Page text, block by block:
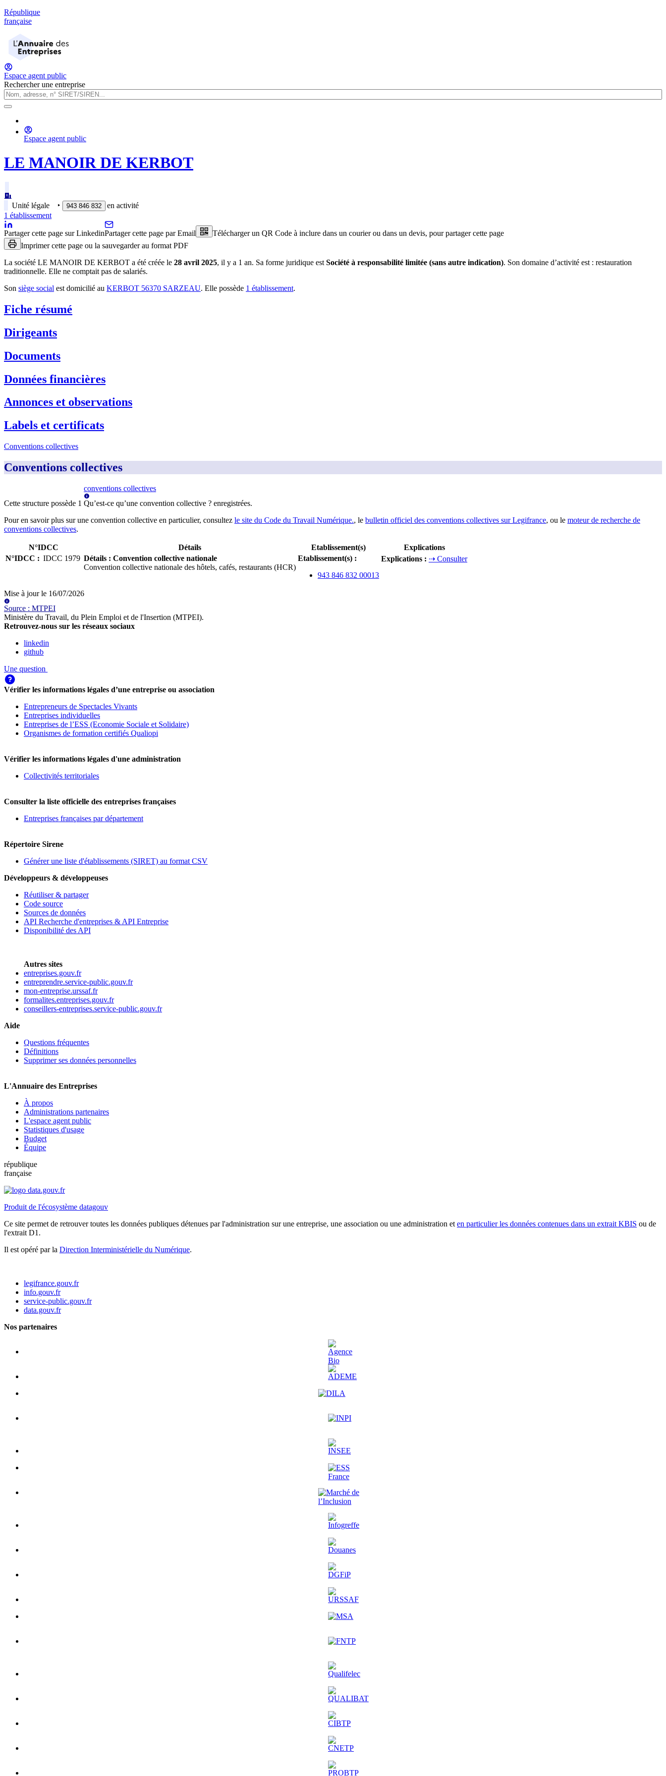
République
française
Espace agent public
Rechercher une entreprise
Espace agent public
LE MANOIR DE KERBOT
Unité légale ‣ 943 846 832
en activité
1 établissement
Partager cette page sur LinkedinPartager cette page par Email
Télécharger un QR Code à inclure dans un courier ou dans un devis, pour partager cette page
Imprimer cette page ou la sauvegarder au format PDF
La société LE MANOIR DE KERBOT a été créée le 28 avril 2025, il y a 1 an. Sa forme juridique est Société à responsabilité limitée (sans autre indication). Son domaine d’activité est : restauration
traditionnelle. Elle ne comptait pas de salariés.
Son siège social est domicilié au KERBOT 56370 SARZEAU. Elle possède 1 établissement.
Fiche résumé
Dirigeants
Documents
Données financières
Annonces et observations
Labels et certificats
Conventions collectives
Conventions collectives
Cette structure possède 1
conventions collectives
Qu’est-ce qu’une convention collective ? enregistrées.
Pour en savoir plus sur une convention collective en particulier, consultez le site du Code du Travail Numérique., le bulletin officiel des conventions collectives sur Legifrance, ou le moteur de recherche de
conventions collectives.
N°IDCC Détails Etablissement(s)
Explications
N°IDCC : IDCC 1979 Détails : Convention collective nationale
Convention collective nationale des hôtels, cafés, restaurants (HCR)
Etablissement(s) :
943 846 832 00013
Explications : ⇢ Consulter
Mise à jour le 16/07/2026
Source : MTPEI
Ministère du Travail, du Plein Emploi et de l'Insertion (MTPEI).
Retrouvez-nous sur les réseaux sociaux
linkedin
github
Une question
Vérifier les informations légales d’une entreprise ou association
Entrepreneurs de Spectacles Vivants
Entreprises individuelles
Entreprises de l’ESS (Economie Sociale et Solidaire)
Organismes de formation certifiés Qualiopi
Vérifier les informations légales d'une administration
Collectivités territoriales
Consulter la liste officielle des entreprises françaises
Entreprises françaises par département
Répertoire Sirene
Générer une liste d'établissements (SIRET) au format CSV
Développeurs & développeuses
Réutiliser & partager
Code source
Sources de données
API Recherche d'entreprises & API Entreprise
Disponibilité des API
Autres sites
entreprises.gouv.fr
entreprendre.service-public.gouv.fr
mon-entreprise.urssaf.fr
formalites.entreprises.gouv.fr
conseillers-entreprises.service-public.gouv.fr
Aide
Questions fréquentes
Définitions
Supprimer ses données personnelles
L'Annuaire des Entreprises
À propos
Administrations partenaires
L'espace agent public
Statistiques d'usage
Budget
Équipe
république
française
Produit de l'écosystème datagouv
Ce site permet de retrouver toutes les données publiques détenues par l'administration sur une entreprise, une association ou une administration et en particulier les données contenues dans un extrait KBIS ou de
l'extrait D1.
Il est opéré par la Direction Interministérielle du Numérique.
legifrance.gouv.fr
info.gouv.fr
service-public.gouv.fr
data.gouv.fr
Nos partenaires